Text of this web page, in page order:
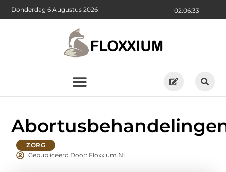
02:06:34
Donderdag 6 Augustus 2026
ZORG
Gepubliceerd Door: Floxxium.nl